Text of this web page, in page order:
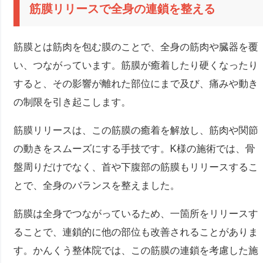
筋膜リリースで全身の連鎖を整える
筋膜とは筋肉を包む膜のことで、全身の筋肉や臓器を覆
い、つながっています。筋膜が癒着したり硬くなったり
すると、その影響が離れた部位にまで及び、痛みや動き
の制限を引き起こします。
筋膜リリースは、この筋膜の癒着を解放し、筋肉や関節
の動きをスムーズにする手技です。K様の施術では、骨
盤周りだけでなく、首や下腹部の筋膜もリリースするこ
とで、全身のバランスを整えました。
筋膜は全身でつながっているため、一箇所をリリースす
ることで、連鎖的に他の部位も改善されることがありま
す。かんくう整体院では、この筋膜の連鎖を考慮した施